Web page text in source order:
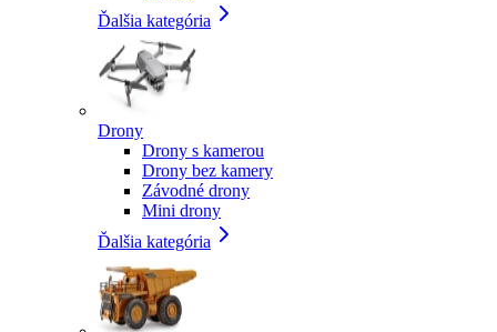
Ďalšia kategória
Drony
Drony s kamerou
Drony bez kamery
Závodné drony
Mini drony
Ďalšia kategória